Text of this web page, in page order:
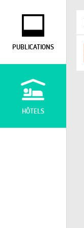
PUBLICATIONS
HÔTELS